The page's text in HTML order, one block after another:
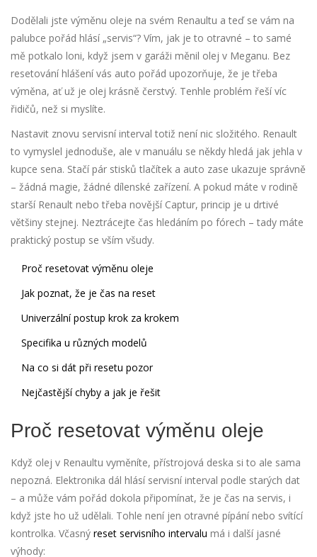
Dodělali jste výměnu oleje na svém Renaultu a teď se vám na
palubce pořád hlásí „servis“? Vím, jak je to otravné – to samé
mě potkalo loni, když jsem v garáži měnil olej v Meganu. Bez
resetování hlášení vás auto pořád upozorňuje, že je třeba
výměna, ať už je olej krásně čerstvý. Tenhle problém řeší víc
řidičů, než si myslíte.
Nastavit znovu servisní interval totiž není nic složitého. Renault
to vymyslel jednoduše, ale v manuálu se někdy hledá jak jehla v
kupce sena. Stačí pár stisků tlačítek a auto zase ukazuje správně
– žádná magie, žádné dílenské zařízení. A pokud máte v rodině
starší Renault nebo třeba novější Captur, princip je u drtivé
většiny stejnej. Neztrácejte čas hledáním po fórech – tady máte
praktický postup se vším všudy.
Proč resetovat výměnu oleje
Jak poznat, že je čas na reset
Univerzální postup krok za krokem
Specifika u různých modelů
Na co si dát při resetu pozor
Nejčastější chyby a jak je řešit
Proč resetovat výměnu oleje
Když olej v Renaultu vyměníte, přístrojová deska si to ale sama
nepozná. Elektronika dál hlásí servisní interval podle starých dat
– a může vám pořád dokola připomínat, že je čas na servis, i
když jste ho už udělali. Tohle není jen otravné pípání nebo svítící
kontrolka. Včasný reset servisního intervalu má i další jasné
výhody: